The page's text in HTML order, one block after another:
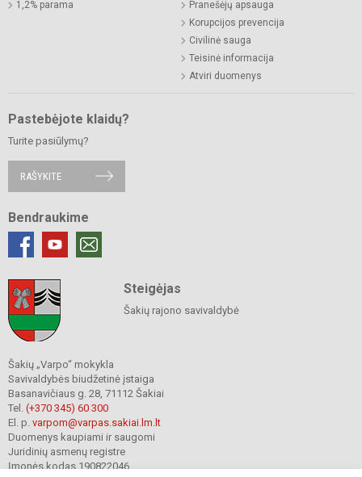
1,2% parama
Pranešėjų apsauga
Korupcijos prevencija
Civilinė sauga
Teisinė informacija
Atviri duomenys
Pastebėjote klaidų?
Turite pasiūlymų?
RAŠYKITE
Bendraukime
Steigėjas
Šakių rajono savivaldybė
Šakių „Varpo“ mokykla
Savivaldybės biudžetinė įstaiga
Basanavičiaus g. 28, 71112 Šakiai
Tel. (+370 345) 60 300
El. p. varpom@varpas.sakiai.lm.lt
Duomenys kaupiami ir saugomi
Juridinių asmenų registre
Įmonės kodas 190822046